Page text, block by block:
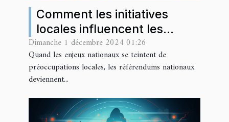
Comment les initiatives
locales influencent les
référendums nationaux
Dimanche 1 décembre 2024 01:26
Quand les enjeux nationaux se teintent de
préoccupations locales, les référendums nationaux
deviennent...